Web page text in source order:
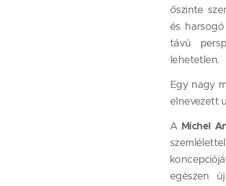
őszinte
és
távú
lehetetlen.
Egy nagy
elnevezett
A Michel
egészen